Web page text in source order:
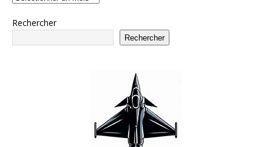
Rechercher
Rechercher